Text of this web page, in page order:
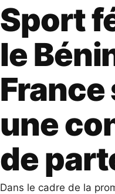
Sport
le
une
de
Dans le cadre de la